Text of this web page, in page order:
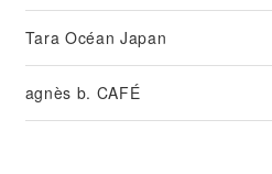
Tara Océan Japan
agnès b. CAFÉ